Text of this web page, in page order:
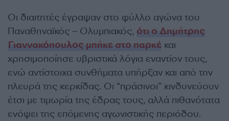
Οι διαιτητές έγραψαν στο φύλλο αγώνα του
Παναθηναϊκός – Ολυμπιακός, ότι ο Δημήτρης
Γιαννακόπουλος μπήκε στο παρκέ και
χρησιμοποίησε υβριστικά λόγια εναντίον τους,
ενώ αντίστοιχα συνθήματα υπήρξαν και από την
πλευρά της κερκίδας. Οι “πράσινοι” κινδυνεύουν
έτσι με τιμωρία της έδρας τους, αλλά πιθανότατα
ενόψει της επόμενης αγωνιστικής περιόδου.